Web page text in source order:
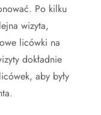
Po kilku
wizyta,
licówki na
dokładnie
aby były